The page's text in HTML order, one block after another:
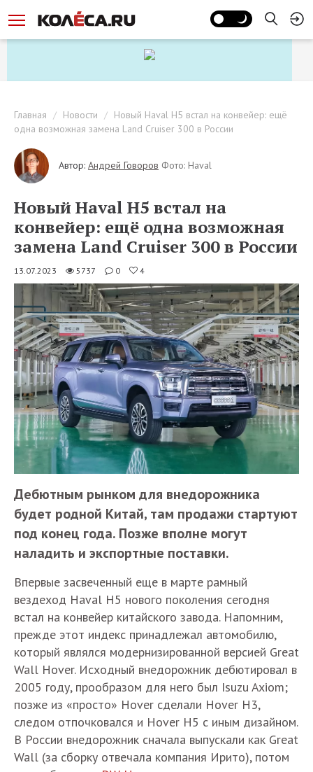
Главная Новости
Новый Haval H5 встал на конвейер: ещё
одна возможная замена Land Cruiser 300 в России
Автор: Андрей Говоров Фото: Haval
Новый Haval H5 встал на
конвейер: ещё одна возможная
замена Land Cruiser 300 в России
13.07.2023 5737 0 4
Дебютным рынком для внедорожника
будет родной Китай, там продажи стартуют
под конец года. Позже вполне могут
наладить и экспортные поставки.
Впервые засвеченный еще в марте рамный
вездеход Haval H5 нового поколения сегодня
встал на конвейер китайского завода. Напомним,
прежде этот индекс принадлежал автомобилю,
который являлся модернизированной версией Great
Wall Hover. Исходный внедорожник дебютировал в
2005 году, прообразом для него был Isuzu Axiom;
позже из «просто» Hover сделали Hover H3,
следом отпочковался и Hover H5 с иным дизайном.
В России внедорожник сначала выпускали как Great
Wall (за сборку отвечала компания Ирито), потом